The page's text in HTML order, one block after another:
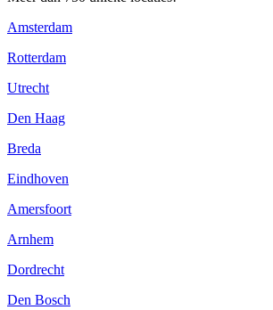
Amsterdam
Rotterdam
Utrecht
Den Haag
Breda
Eindhoven
Amersfoort
Arnhem
Dordrecht
Den Bosch